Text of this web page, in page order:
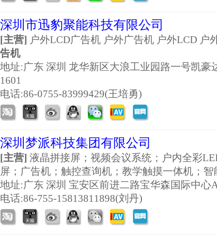
深圳市迅豹聚能科技有限公司
[主营] 户外LCD广告机 户外广告机 户外LCD 户
告机
地址:广东 深圳 龙华新区大浪工业园路一号凯豪
1601
电话:86-0755-83999429(王培勇)
深圳梦派科技集团有限公司
[主营] 液晶拼接屏；视频会议系统；户内全彩
屏；广告机；触控查询机；教学触摸一体机；智
地址:广东 深圳 宝安区前进二路宝华森国际中
电话:86-755-15813811898(刘丹)